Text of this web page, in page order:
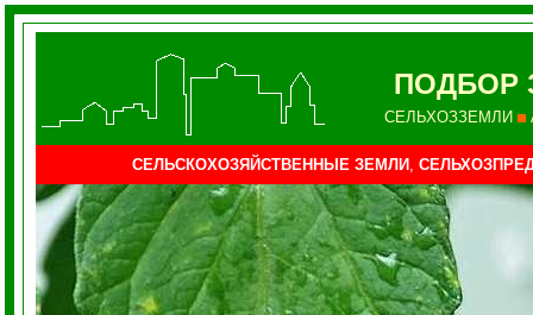
ПОДБОР
СЕЛЬХОЗЗЕМЛИ
СЕЛЬСКОХОЗЯЙСТВЕННЫЕ ЗЕМЛИ ,